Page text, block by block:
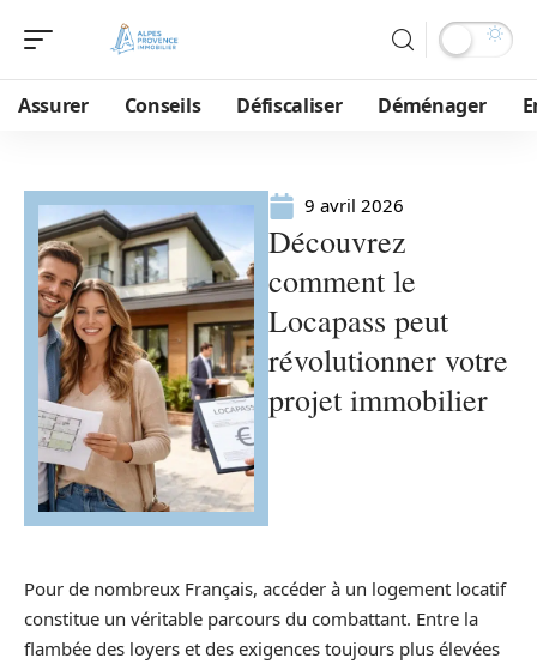
Assurer Conseils Défiscaliser Déménager
9 avril 2026
Découvrez
comment le
Locapass peut
révolutionner votre
projet immobilier
Pour de nombreux Français, accéder à un logement locatif
constitue un véritable parcours du combattant. Entre la
flambée des loyers et des exigences toujours plus élevées